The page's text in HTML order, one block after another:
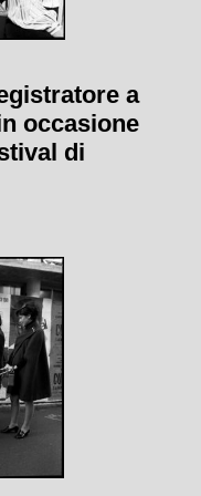
a
occasione
di